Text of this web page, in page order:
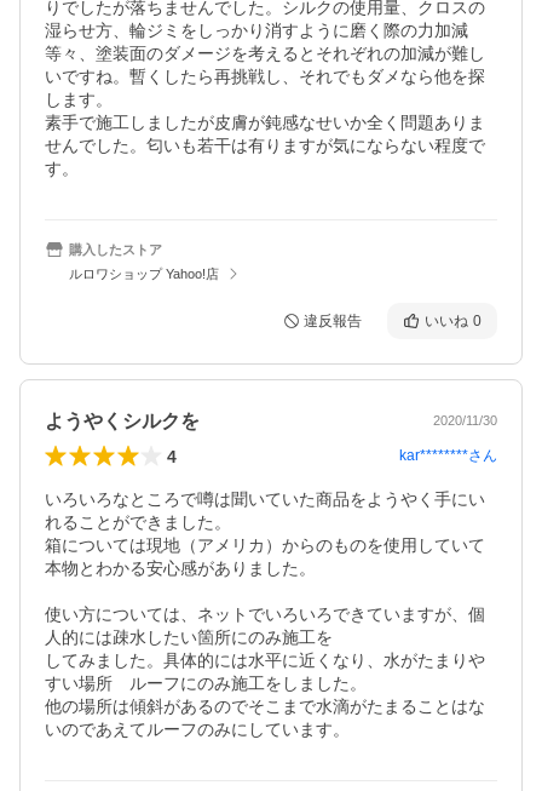
りでしたが落ちませんでした。シルクの使用量、クロスの
湿らせ方、輪ジミをしっかり消すように磨く際の力加減
等々、塗装面のダメージを考えるとそれぞれの加減が難し
いですね。暫くしたら再挑戦し、それでもダメなら他を探
します。
素手で施工しましたが皮膚が鈍感なせいか全く問題ありま
せんでした。匂いも若干は有りますが気にならない程度で
す。
購入したストア
ルロワショップ Yahoo!店
違反報告 いいね 0
ようやくシルクを 2020/11/30
4 kar********さん
いろいろなところで噂は聞いていた商品をようやく手にい
れることができました。
箱については現地（アメリカ）からのものを使用していて
本物とわかる安心感がありました。
使い方については、ネットでいろいろできていますが、個
人的には疎水したい箇所にのみ施工を
してみました。具体的には水平に近くなり、水がたまりや
すい場所　ルーフにのみ施工をしました。
他の場所は傾斜があるのでそこまで水滴がたまることはな
いのであえてルーフのみにしています。